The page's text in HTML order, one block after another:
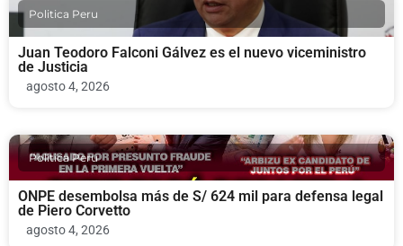
Politica Peru
Juan Teodoro Falconi Gálvez es el nuevo viceministro
de Justicia
agosto 4, 2026
Politica Peru
ONPE desembolsa más de S/ 624 mil para defensa legal
de Piero Corvetto
agosto 4, 2026